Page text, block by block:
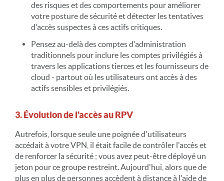
des risques et des comportements pour améliorer
votre posture de sécurité et détecter les tentatives
d'accès suspectes à ces actifs critiques.
Pensez au-delà des comptes d'administration
traditionnels pour inclure les comptes privilégiés à
travers les applications tierces et les fournisseurs de
cloud - partout où les utilisateurs ont accès à des
actifs sensibles et privilégiés.
3. Évolution de l'accès au RPV
Autrefois, lorsque seule une poignée d'utilisateurs
accédait à votre VPN, il était facile de contrôler l'accès et
de renforcer la sécurité ; vous avez peut-être déployé un
jeton pour ce groupe restreint. Aujourd'hui, alors que de
plus en plus de personnes accèdent à distance à l'aide de